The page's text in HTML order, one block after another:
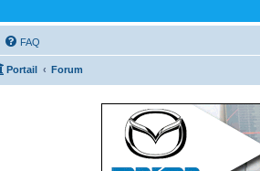
FAQ
Portail Forum